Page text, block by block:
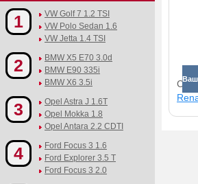
1
VW Golf 7 1.2 TSI
VW Polo Sedan 1.6
VW Jetta 1.4 TSI
2
BMW X5 E70 3.0d
BMW E90 335i
BMW X6 3.5i
3
Opel Astra J 1.6T
Opel Mokka 1.8
Opel Antara 2.2 CDTI
4
Ford Focus 3 1.6
Ford Explorer 3.5 T
Ford Focus 3 2.0